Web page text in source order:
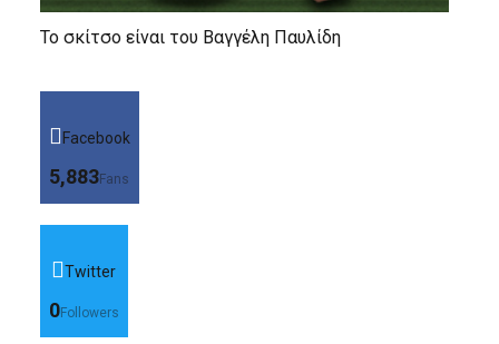
Το σκίτσο είναι του Βαγγέλη Παυλίδη
Facebook
5,883Fans
Twitter
0Followers